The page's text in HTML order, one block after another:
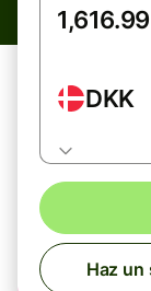
DKK
Haz un